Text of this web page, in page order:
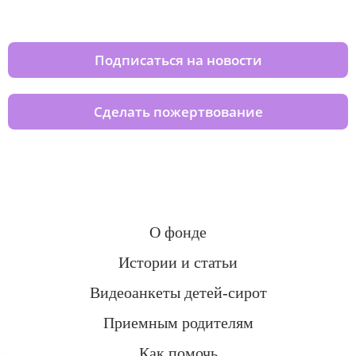
Подписаться на новости
Сделать пожертвование
О фонде
Истории и статьи
Видеоанкеты детей-сирот
Приемным родителям